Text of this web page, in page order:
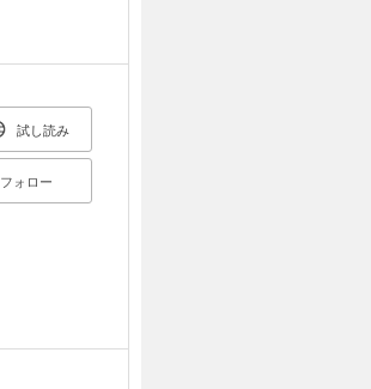
試し読み
フォロー